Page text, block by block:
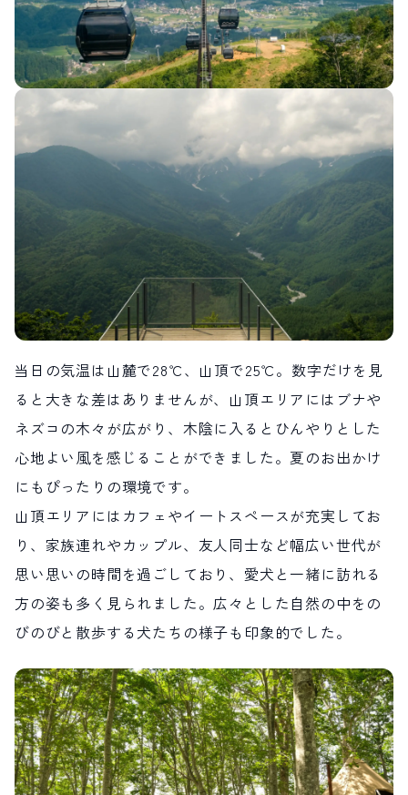
当日の気温は山麓で28℃、山頂で25℃。数字だけを見
ると大きな差はありませんが、山頂エリアにはブナや
ネズコの木々が広がり、木陰に入るとひんやりとした
心地よい風を感じることができました。夏のお出かけ
にもぴったりの環境です。
山頂エリアにはカフェやイートスペースが充実してお
り、家族連れやカップル、友人同士など幅広い世代が
思い思いの時間を過ごしており、愛犬と一緒に訪れる
方の姿も多く見られました。広々とした自然の中をの
びのびと散歩する犬たちの様子も印象的でした。